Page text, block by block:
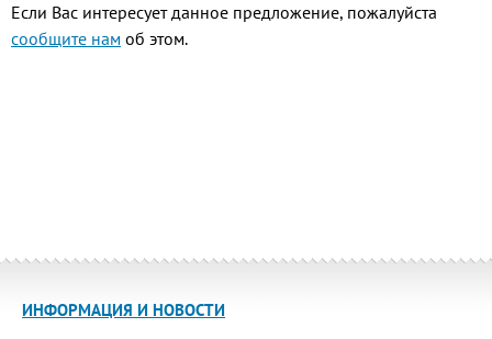
Если Вас интересует данное предложение, пожалуйста
сообщите нам об этом.
ИНФОРМАЦИЯ И НОВОСТИ